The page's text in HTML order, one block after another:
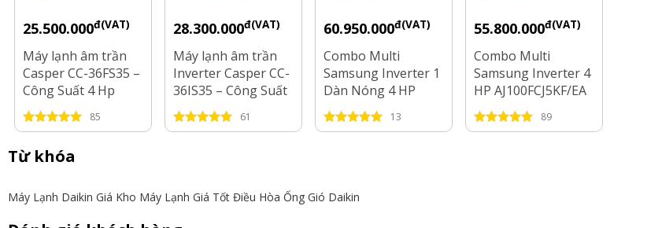
25.500.000đ(VAT)
Máy lạnh âm trần
Casper CC-36FS35 –
Công Suất 4 Hp
85
28.300.000đ(VAT)
Máy lạnh âm trần
Inverter Casper CC-
36IS35 – Công Suất
4 Hp
61
60.950.000đ(VAT)
Combo Multi
Samsung Inverter 1
Dàn Nóng 4 HP
AJ100FCJ5KF/EA + 4
Dàn Lạnh 1 HP - 2
13
55.800.000đ(VAT)
Combo Multi
Samsung Inverter 4
HP AJ100FCJ5KF/EA
+ 3 Dàn Lạnh 1 HP -
1.5 HP - 2.5 HP
89
Từ khóa
Máy Lạnh Daikin Giá Kho Máy Lạnh Giá Tốt Điều Hòa Ống Gió Daikin